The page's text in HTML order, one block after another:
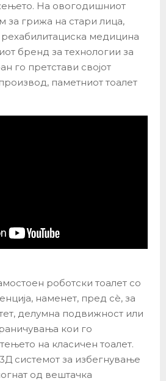
На овогодишниот
за грижа на стари лица,
медицина
бренд за технологии за
го претстави својот
паметниот тоалет
роботски тоалет со
наменет, пред сè, за
делумна подвижност или
кои го
на класичен тоалет.
системот за избегнување
од вештачка